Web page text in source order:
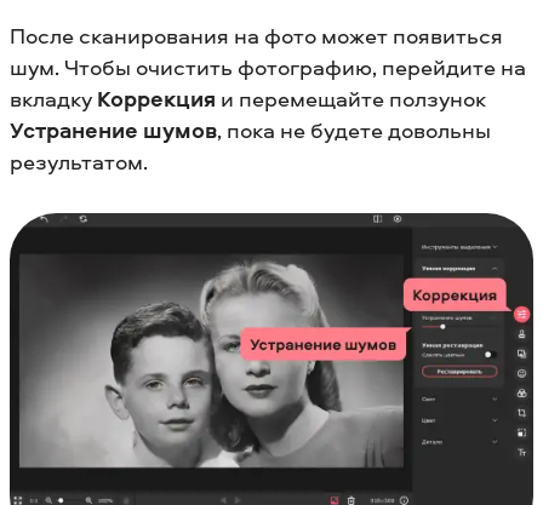
После сканирования на фото может появиться
шум. Чтобы очистить фотографию, перейдите на
вкладку Коррекция и перемещайте ползунок
Устранение шумов, пока не будете довольны
результатом.